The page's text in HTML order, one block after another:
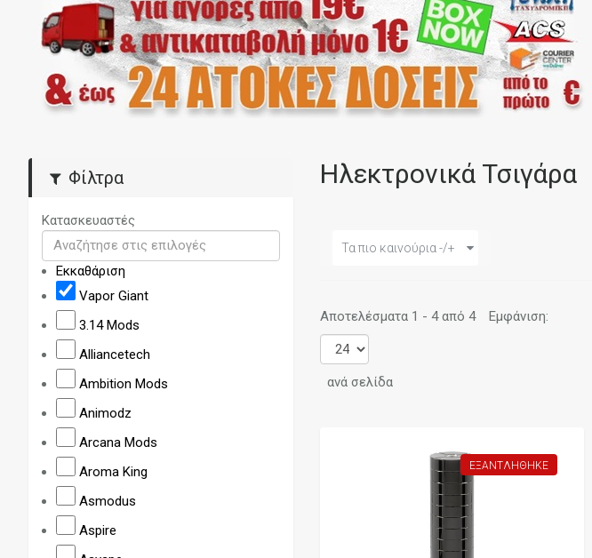
Φίλτρα
Κατασκευαστές
Εκκαθάριση
Vapor Giant
3.14 Mods
Alliancetech
Ambition Mods
Animodz
Arcana Mods
Aroma King
Asmodus
Aspire
Ηλεκτρονικά Τσιγάρα
Τα πιο καινούρια -/+
Αποτελέσματα 1 - 4 από 4 Εμφάνιση:
ανά σελίδα
ΕΞΑΝΤΛΉΘΗΚΕ